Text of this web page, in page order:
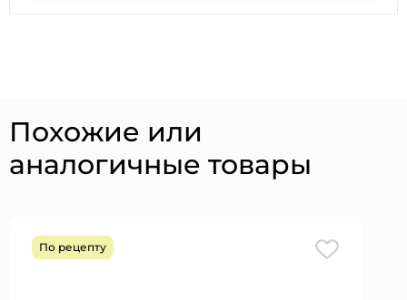
Похожие или
аналогичные товары
По рецепту